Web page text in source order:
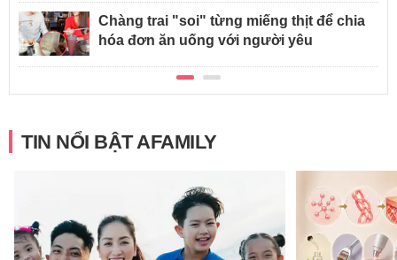
Chàng trai "soi" từng miếng thịt để chia
hóa đơn ăn uống với người yêu
TIN NỔI BẬT AFAMILY